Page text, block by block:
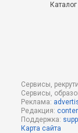
Сервисы,
Сервисы,
Реклама:
Редакция:
Поддержка:
Карта сайта